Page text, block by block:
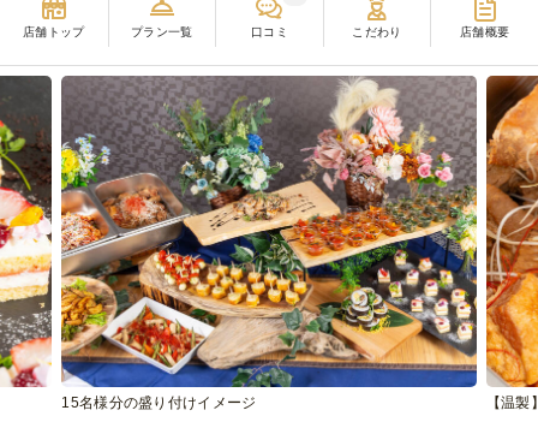
店舗トップ プラン一覧 口コミ こだわり 店舗概要
15名様分の盛り付けイメージ 【温